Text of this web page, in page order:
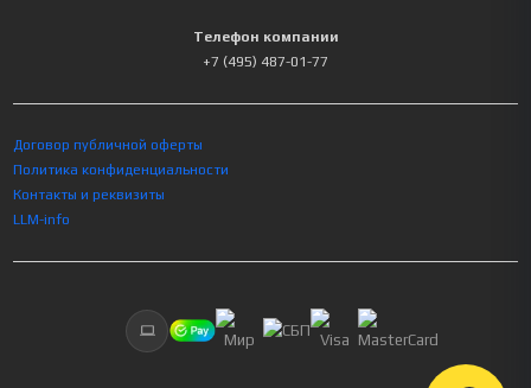
Телефон компании
+7 (495) 487-01-77
Договор публичной оферты
Политика конфиденциальности
Контакты и реквизиты
LLM-info